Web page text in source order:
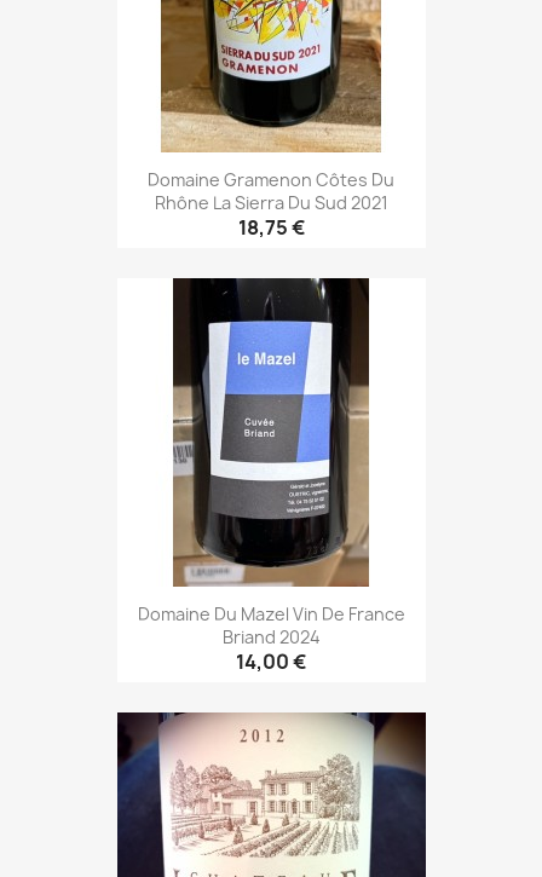
Domaine Gramenon Côtes Du
Rhône La Sierra Du Sud 2021
18,75 €
Domaine Du Mazel Vin De France
Briand 2024
14,00 €